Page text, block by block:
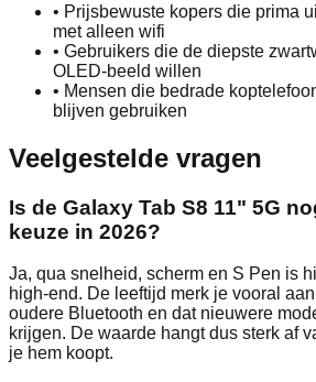
• Prijsbewuste kopers die prima
met alleen wifi
• Gebruikers die de diepste
OLED‑beeld willen
• Mensen die bedrade
blijven gebruiken
Veelgestelde vragen
Is de Galaxy Tab S8 11" 5G
keuze in 2026?
Ja, qua snelheid, scherm en S Pen is
high‑end. De leeftijd merk je vooral
oudere Bluetooth en dat nieuwere
krijgen. De waarde hangt dus sterk af
je hem koopt.